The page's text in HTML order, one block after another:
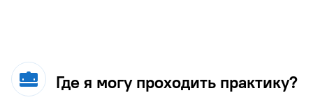
Где я могу проходить практику?